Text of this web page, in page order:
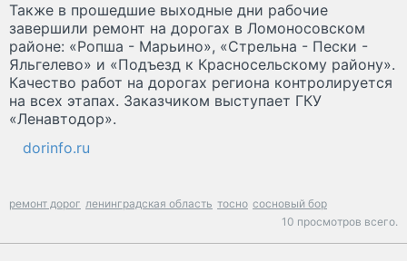
Также в прошедшие выходные дни рабочие
завершили ремонт на дорогах в Ломоносовском
районе: «Ропша - Марьино», «Стрельна - Пески -
Яльгелево» и «Подъезд к Красносельскому району».
Качество работ на дорогах региона контролируется
на всех этапах. Заказчиком выступает ГКУ
«Ленавтодор».
dorinfo.ru
ремонт дорог ленинградская область тосно сосновый бор
10 просмотров всего.